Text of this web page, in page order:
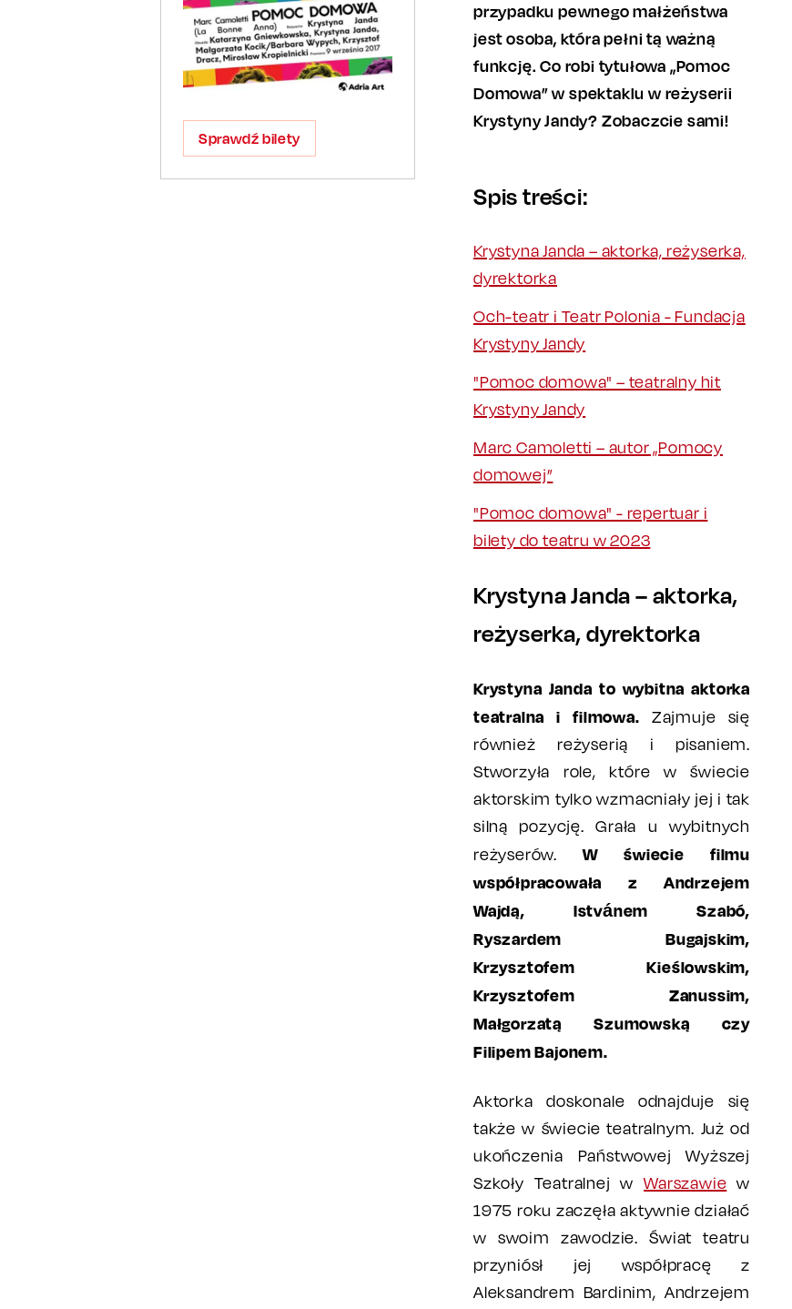
Sprawdź bilety
przypadku pewnego małżeństwa
jest osoba, która pełni tą ważną
funkcję. Co robi tytułowa „Pomoc
Domowa” w spektaklu w reżyserii
Krystyny Jandy? Zobaczcie sami!
Spis treści:
Krystyna Janda – aktorka, reżyserka,
dyrektorka
Och-teatr i Teatr Polonia - Fundacja
Krystyny Jandy
"Pomoc domowa" – teatralny hit
Krystyny Jandy
Marc Camoletti – autor „Pomocy
domowej”
"Pomoc domowa" - repertuar i
bilety do teatru w 2023
Krystyna Janda – aktorka,
reżyserka, dyrektorka
Krystyna Janda to wybitna aktorka
teatralna i filmowa. Zajmuje się
również reżyserią i pisaniem.
Stworzyła role, które w świecie
aktorskim tylko wzmacniały jej i tak
silną pozycję. Grała u wybitnych
reżyserów.W świecie filmu
współpracowała z Andrzejem
Wajdą, Istvánem Szabó,
Ryszardem Bugajskim,
Krzysztofem Kieślowskim,
Krzysztofem Zanussim,
Małgorzatą Szumowską czy
Filipem Bajonem.
Aktorka doskonale odnajduje się
także w świecie teatralnym. Już od
ukończenia Państwowej Wyższej
Szkoły Teatralnej wWarszawie w
1975 roku zaczęła aktywnie działać
w swoim zawodzie. Świat teatru
przyniósł jej współpracę z
Aleksandrem Bardinim, Andrzejem